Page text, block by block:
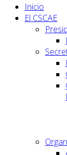
Inicio
El CSCAE